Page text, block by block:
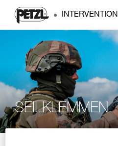
INTERVENTION
SEILKLEMMEN